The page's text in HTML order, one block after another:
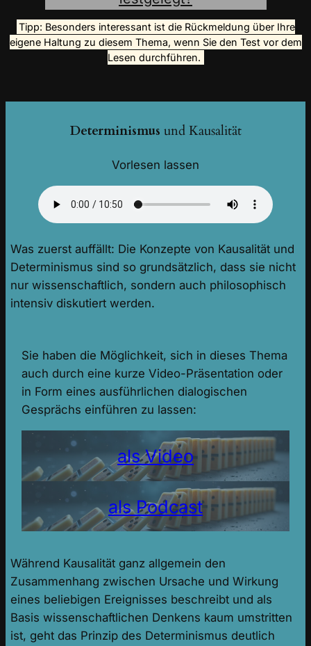
Tipp: Besonders interessant ist die Rückmeldung über Ihre
eigene Haltung zu diesem Thema, wenn Sie den Test vor dem
Lesen durchführen.
Determinismus und Kausalität
Vorlesen lassen
Was zuerst auffällt: Die Konzepte von Kausalität und
Determinismus sind so grundsätzlich, dass sie nicht
nur wissenschaftlich, sondern auch philosophisch
intensiv diskutiert werden.
Sie haben die Möglichkeit, sich in dieses Thema
auch durch eine kurze Video-Präsentation oder
in Form eines ausführlichen dialogischen
Gesprächs einführen zu lassen:
als Video
als Podcast
Während Kausalität ganz allgemein den
Zusammenhang zwischen Ursache und Wirkung
eines beliebigen Ereignisses beschreibt und als
Basis wissenschaftlichen Denkens kaum umstritten
ist, geht das Prinzip des Determinismus deutlich